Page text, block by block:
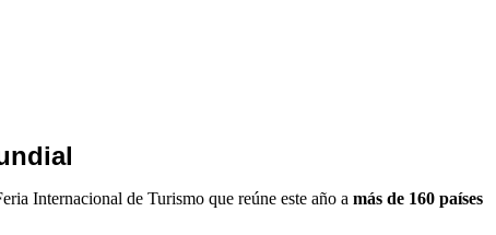
Internacional de Turismo que reúne este año a más de 160 países